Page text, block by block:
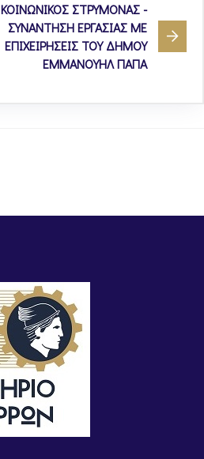
ΚΟΙΝΩΝΙΚΟΣ ΣΤΡΥΜΟΝΑΣ -
ΣΥΝΑΝΤΗΣΗ ΕΡΓΑΣΙΑΣ ΜΕ
ΕΠΙΧΕΙΡΗΣΕΙΣ ΤΟΥ ΔΗΜΟΥ
ΕΜΜΑΝΟΥΗΛ ΠΑΠΑ